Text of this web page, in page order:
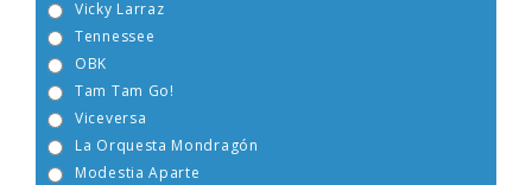
Vicky Larraz
Tennessee
OBK
Tam Tam Go!
Viceversa
La Orquesta Mondragón
Modestia Aparte